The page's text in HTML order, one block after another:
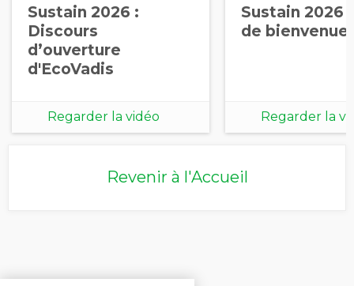
Sustain 2026 :
Discours
d’ouverture
d'EcoVadis
Regarder la vidéo
Sustain 2026
de bienvenue
Regarder la
Revenir à l'Accueil